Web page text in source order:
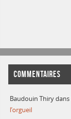
COMMENTAIRES
Baudouin Thirydans
l’orgueil